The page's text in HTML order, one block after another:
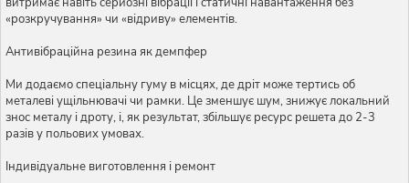
«розкручування» чи «відриву» елементів.
Антивібраційна резина як демпфер
Ми додаємо спеціальну гуму в місцях, де дріт може тертись об
металеві ущільнювачі чи рамки. Це зменшує шум, знижує локальний
знос металу і дроту, і, як результат, збільшує ресурс решета до 2-3
разів у польових умовах.
Індивідуальне виготовлення і ремонт